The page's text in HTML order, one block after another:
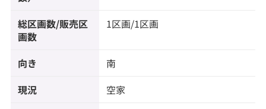
総区画数/販売区
画数
1区画/1区画
向き 南
現況 空家